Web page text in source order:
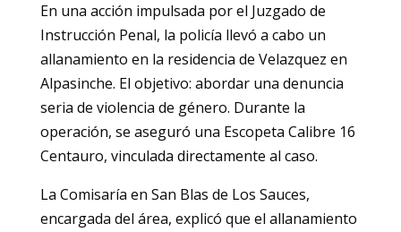
En una acción impulsada por el Juzgado de
Instrucción Penal, la policía llevó a cabo un
allanamiento en la residencia de Velazquez en
Alpasinche. El objetivo: abordar una denuncia
seria de violencia de género. Durante la
operación, se aseguró una Escopeta Calibre 16
Centauro, vinculada directamente al caso.
La Comisaría en San Blas de Los Sauces,
encargada del área, explicó que el allanamiento